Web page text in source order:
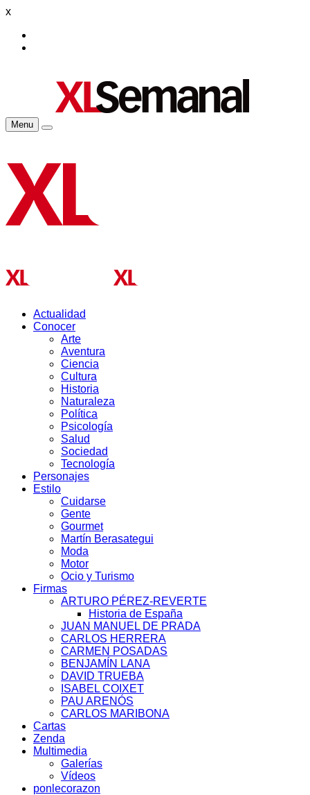
x
Menu
Actualidad
Conocer
Arte
Aventura
Ciencia
Cultura
Historia
Naturaleza
Política
Psicología
Salud
Sociedad
Tecnología
Personajes
Estilo
Cuidarse
Gente
Gourmet
Martín Berasategui
Moda
Motor
Ocio y Turismo
Firmas
ARTURO PÉREZ-REVERTE
Historia de España
JUAN MANUEL DE PRADA
CARLOS HERRERA
CARMEN POSADAS
BENJAMÍN LANA
DAVID TRUEBA
ISABEL COIXET
PAU ARENÓS
CARLOS MARIBONA
Cartas
Zenda
Multimedia
Galerías
Vídeos
ponlecorazon